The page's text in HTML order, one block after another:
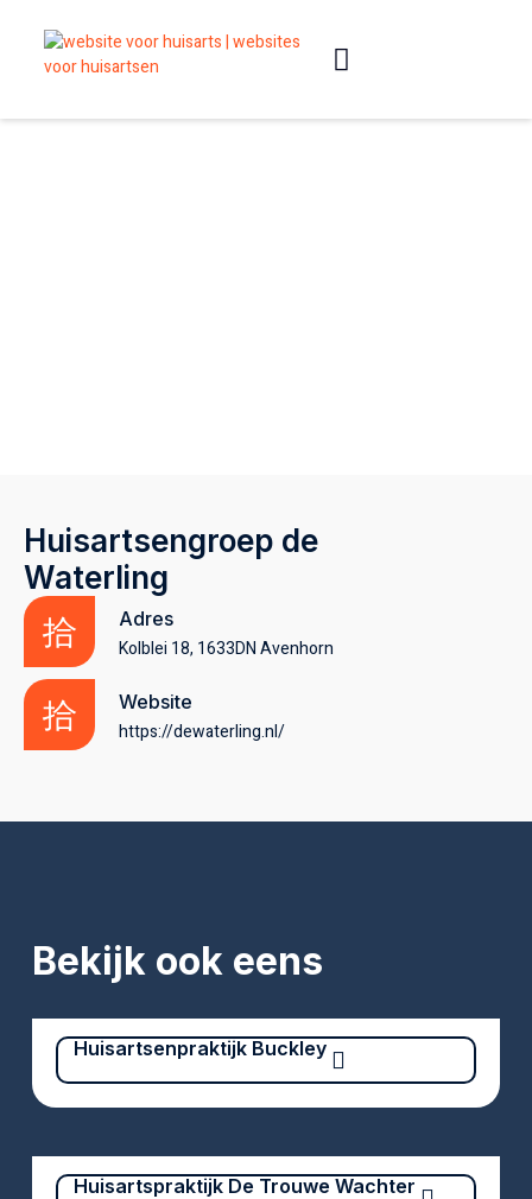
Huisartsengroep de
Waterling
Adres
Kolblei 18, 1633DN Avenhorn
Website
https://dewaterling.nl/
Bekijk ook eens
Huisartsenpraktijk Buckley
Huisartspraktijk De Trouwe Wachter